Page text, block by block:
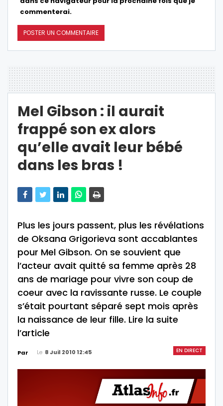
commenterai.
Mel Gibson : il aurait
frappé son ex alors
qu’elle avait leur bébé
dans les bras !
Plus les jours passent, plus les révélations
de Oksana Grigorieva sont accablantes
pour Mel Gibson. On se souvient que
l’acteur avait quitté sa femme après 28
ans de mariage pour vivre son coup de
coeur avec la ravissante russe. Le couple
s’était pourtant séparé sept mois après
la naissance de leur fille. Lire la suite
l’article
EN DIRECT
Par Le 8 Juil 2010 12:45